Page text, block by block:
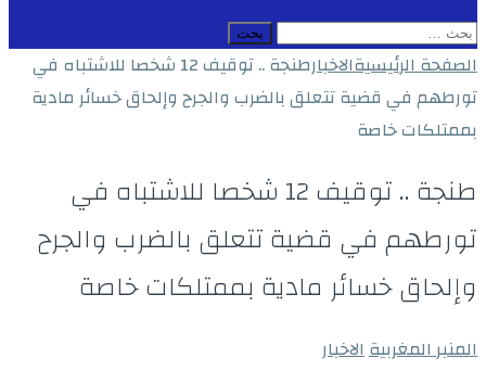
البحث
عن:
الصفحة الرئيسيةالاخبار
طنجة .. توقيف 12 شخصا للاشتباه في
تورطهم في قضية تتعلق بالضرب والجرح وإلحاق خسائر مادية
بممتلكات خاصة
طنجة .. توقيف 12 شخصا للاشتباه في
تورطهم في قضية تتعلق بالضرب والجرح
وإلحاق خسائر مادية بممتلكات خاصة
المنبر المغربيةالاخبار